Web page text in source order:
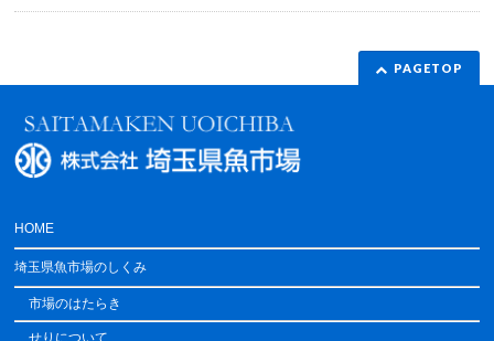
PAGETOP
HOME
埼玉県魚市場のしくみ
市場のはたらき
せりについて